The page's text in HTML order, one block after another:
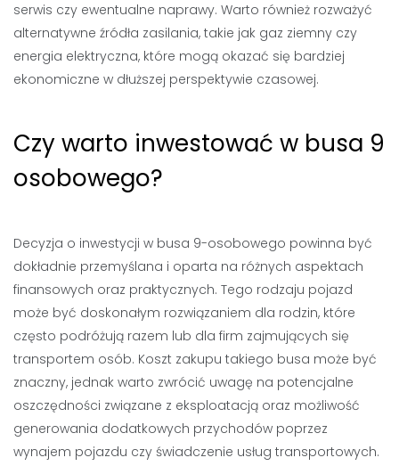
serwis czy ewentualne naprawy. Warto również rozważyć
alternatywne źródła zasilania, takie jak gaz ziemny czy
energia elektryczna, które mogą okazać się bardziej
ekonomiczne w dłuższej perspektywie czasowej.
Czy warto inwestować w busa 9
osobowego?
Decyzja o inwestycji w busa 9-osobowego powinna być
dokładnie przemyślana i oparta na różnych aspektach
finansowych oraz praktycznych. Tego rodzaju pojazd
może być doskonałym rozwiązaniem dla rodzin, które
często podróżują razem lub dla firm zajmujących się
transportem osób. Koszt zakupu takiego busa może być
znaczny, jednak warto zwrócić uwagę na potencjalne
oszczędności związane z eksploatacją oraz możliwość
generowania dodatkowych przychodów poprzez
wynajem pojazdu czy świadczenie usług transportowych.